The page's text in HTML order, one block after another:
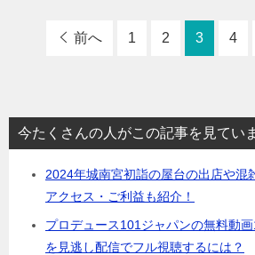
前へ 1 2 3 4
今たくさんの人がこの記事を見てい
2024年城南宮初詣の屋台の出店や混
アクセス・ご利益も紹介！
プロデュース101ジャパンの無料動
を見逃し配信でフル視聴するには？